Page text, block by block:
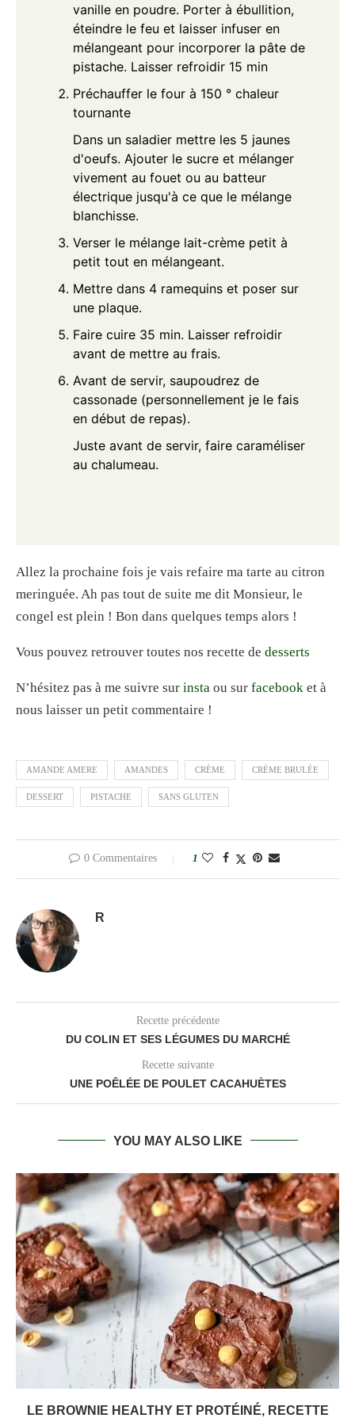
vanille en poudre. Porter à ébullition,
éteindre le feu et laisser infuser en
mélangeant pour incorporer la pâte de
pistache. Laisser refroidir 15 min
Préchauffer le four à 150 ° chaleur
tournante
Dans un saladier mettre les 5 jaunes
d'oeufs. Ajouter le sucre et mélanger
vivement au fouet ou au batteur
électrique jusqu'à ce que le mélange
blanchisse.
Verser le mélange lait-crème petit à
petit tout en mélangeant.
Mettre dans 4 ramequins et poser sur
une plaque.
Faire cuire 35 min. Laisser refroidir
avant de mettre au frais.
Avant de servir, saupoudrez de
cassonade (personnellement je le fais
en début de repas).
Juste avant de servir, faire caraméliser
au chalumeau.
Allez la prochaine fois je vais refaire ma tarte au citron
meringuée. Ah pas tout de suite me dit Monsieur, le
congel est plein ! Bon dans quelques temps alors !
Vous pouvez retrouver toutes nos recette de desserts
N’hésitez pas à me suivre sur insta ou sur facebook et à
nous laisser un petit commentaire !
AMANDE AMERE AMANDES CRÈME CRÈME BRULÉE
DESSERT PISTACHE SANS GLUTEN
0 Commentaires 1
R
Recette précédente
DU COLIN ET SES LÉGUMES DU MARCHÉ
Recette suivante
UNE POÊLÉE DE POULET CACAHUÈTES
YOU MAY ALSO LIKE
LE BROWNIE HEALTHY ET PROTÉINÉ, RECETTE